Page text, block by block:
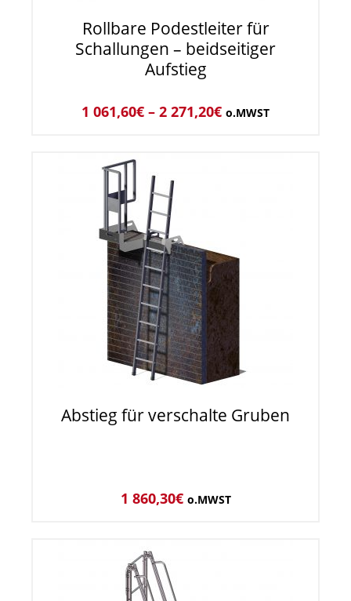
Rollbare Podestleiter für
Schallungen – beidseitiger
Aufstieg
1 061,60€ – 2 271,20€ o.MWST
Abstieg für verschalte Gruben
1 860,30€ o.MWST